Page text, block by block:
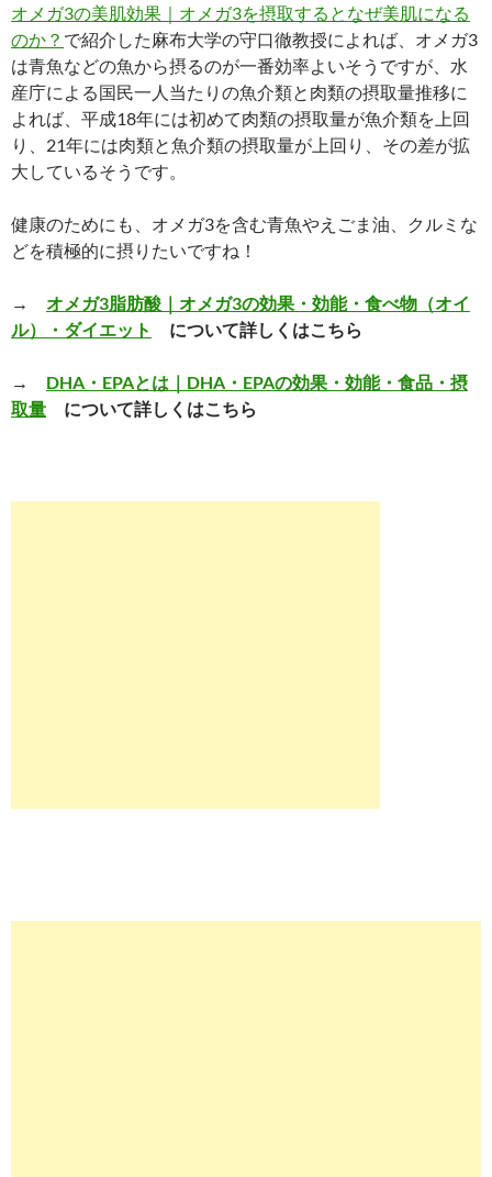
オメガ3の美肌効果｜オメガ3を摂取するとなぜ美肌になる
のか？ で紹介した麻布大学の守口徹教授によれば、オメガ3
は青魚などの魚から摂るのが一番効率よいそうですが、水
産庁による国民一人当たりの魚介類と肉類の摂取量推移に
よれば、平成18年には初めて肉類の摂取量が魚介類を上回
り、21年には肉類と魚介類の摂取量が上回り、その差が拡
大しているそうです。
健康のためにも、オメガ3を含む青魚やえごま油、クルミな
どを積極的に摂りたいですね！
→ オメガ3脂肪酸｜オメガ3の効果・効能・食べ物（オイ
ル）・ダイエット
について詳しくはこちら
→ DHA・EPAとは｜DHA・EPAの効果・効能・食品・摂
取量 について詳しくはこちら